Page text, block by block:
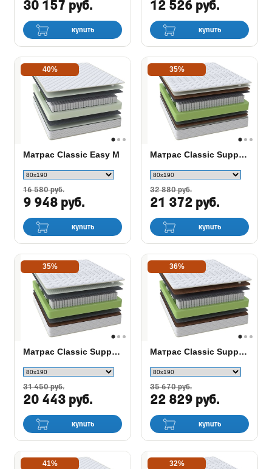
30 157 руб.
купить
12 526 руб.
купить
40%
Матрас Classic Easy M
16 580 руб.
9 948 руб.
купить
35%
Матрас Classic Support M
32 880 руб.
21 372 руб.
купить
35%
Матрас Classic Support M/F
31 450 руб.
20 443 руб.
купить
36%
Матрас Classic Support F
35 670 руб.
22 829 руб.
купить
41% 32%